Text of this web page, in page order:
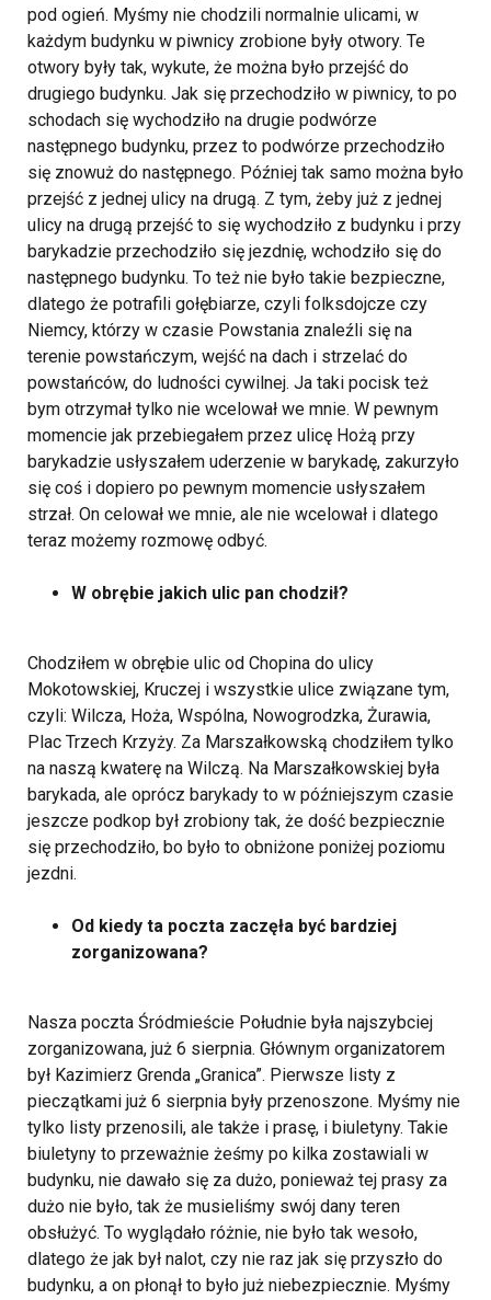
pod ogień. Myśmy nie chodzili normalnie ulicami, w
każdym budynku w piwnicy zrobione były otwory. Te
otwory były tak, wykute, że można było przejść do
drugiego budynku. Jak się przechodziło w piwnicy, to po
schodach się wychodziło na drugie podwórze
następnego budynku, przez to podwórze przechodziło
się znowuż do następnego. Później tak samo można było
przejść z jednej ulicy na drugą. Z tym, żeby już z jednej
ulicy na drugą przejść to się wychodziło z budynku i przy
barykadzie przechodziło się jezdnię, wchodziło się do
następnego budynku. To też nie było takie bezpieczne,
dlatego że potrafili gołębiarze, czyli folksdojcze czy
Niemcy, którzy w czasie Powstania znaleźli się na
terenie powstańczym, wejść na dach i strzelać do
powstańców, do ludności cywilnej. Ja taki pocisk też
bym otrzymał tylko nie wcelował we mnie. W pewnym
momencie jak przebiegałem przez ulicę Hożą przy
barykadzie usłyszałem uderzenie w barykadę, zakurzyło
się coś i dopiero po pewnym momencie usłyszałem
strzał. On celował we mnie, ale nie wcelował i dlatego
teraz możemy rozmowę odbyć.
W obrębie jakich ulic pan chodził?
Chodziłem w obrębie ulic od Chopina do ulicy
Mokotowskiej, Kruczej i wszystkie ulice związane tym,
czyli: Wilcza, Hoża, Wspólna, Nowogrodzka, Żurawia,
Plac Trzech Krzyży. Za Marszałkowską chodziłem tylko
na naszą kwaterę na Wilczą. Na Marszałkowskiej była
barykada, ale oprócz barykady to w późniejszym czasie
jeszcze podkop był zrobiony tak, że dość bezpiecznie
się przechodziło, bo było to obniżone poniżej poziomu
jezdni.
Od kiedy ta poczta zaczęła być bardziej
zorganizowana?
Nasza poczta Śródmieście Południe była najszybciej
zorganizowana, już 6 sierpnia. Głównym organizatorem
był Kazimierz Grenda „Granica”. Pierwsze listy z
pieczątkami już 6 sierpnia były przenoszone. Myśmy nie
tylko listy przenosili, ale także i prasę, i biuletyny. Takie
biuletyny to przeważnie żeśmy po kilka zostawiali w
budynku, nie dawało się za dużo, ponieważ tej prasy za
dużo nie było, tak że musieliśmy swój dany teren
obsłużyć. To wyglądało różnie, nie było tak wesoło,
dlatego że jak był nalot, czy nie raz jak się przyszło do
budynku, a on płonął to było już niebezpiecznie. Myśmy